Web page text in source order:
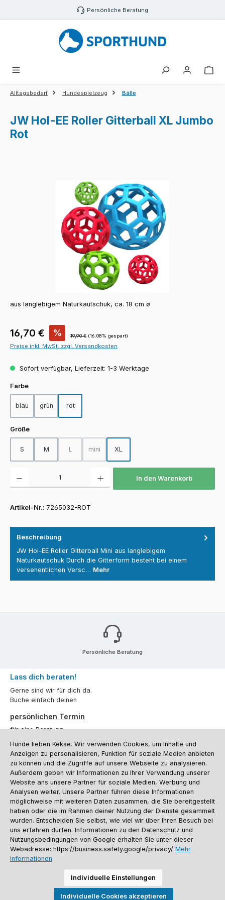
Zum Hauptinhalt springen Persönliche Beratung
Alltagsbedarf Hundespielzeug Bälle
JW Hol-EE Roller Gitterball XL Jumbo
Rot
Bildergalerie überspringen
aus langlebigem Naturkautschuk, ca. 18 cm ø
Verkaufspreis:
16,70 € % Regulärer Preis:
19,90 € (16.08% gespart)
Preise inkl. MwSt. zzgl. Versandkosten
Sofort verfügbar, Lieferzeit: 1-3 Werktage
Farbeauswählen
blau grün rot
Größeauswählen
S M L
(Diese Option ist zurzeit nicht verfügbar.)
mini
(Diese Option ist zurzeit nicht verfügbar.)
XL
In den Warenkorb
Artikel-Nr.: 7265032-ROT
Beschreibung
JW Hol-EE Roller Gitterball Mini aus langlebigem
Naturkautschuk Durch die Gitterform besteht bei einem
versehentlichen Versc… Mehr
Persönliche Beratung
Lass dich beraten!
Gerne sind wir für dich da.
Buche einfach deinen
persönlichen Termin
für eine Beratung.
Oder über unserKontaktformular.
Vertrag widerrufen
Kundenservice
Informationen
Social Media und Kontakt
Versandinformationen
Batterieentsorgung
Warenrücksendung Sporthund Katalog
Alle Preise inkl. gesetzl. Mehrwertsteuer zzgl.Versandkosten
anders angegeben. Preise vor dem Login werden in Euro (DE) angezeigt.
Hunde lieben Kekse. Wir verwenden Cookies, um Inhalte und
Anzeigen zu personalisieren, Funktion für soziale Medien anbieten
zu können und die Zugriffe auf unsere Webseite zu analysieren.
Außerdem geben wir Informationen zu Ihrer Verwendung unserer
Website ans unsere Partner für soziale Medien, Werbung und
Analysen weiter. Unsere Partner führen diese Informationen
möglichweise mit weiteren Daten zusammen, die Sie bereitgestellt
haben oder die im Rahmen deiner Nutzung der Dienste gesammelt
wurden. Entscheiden Sie selbst, wie viel wir über Ihren Besuch bei
uns erfahren dürfen. Informationen zu den Datenschutz und
Nutzungsbedingungen von Google erhalten Sie unter dieser
Webadresse: https://business.safety.google/privacy/ Mehr
Informationen
Individuelle Einstellungen
Individuelle Cookies akzeptieren